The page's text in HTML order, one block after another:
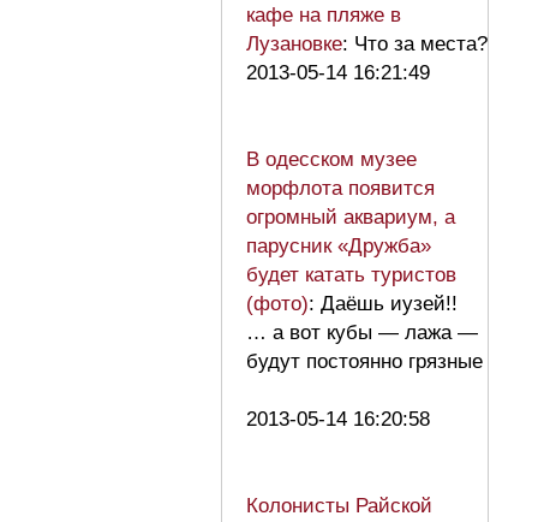
кафе на пляже в
Лузановке: Что за места?
2013-05-14 16:21:49
В одесском музее
морфлота появится
огромный аквариум, а
парусник «Дружба»
будет катать туристов
(фото): Даёшь иузей!!
… а вот кубы — лажа —
будут постоянно грязные
2013-05-14 16:20:58
Колонисты Райской